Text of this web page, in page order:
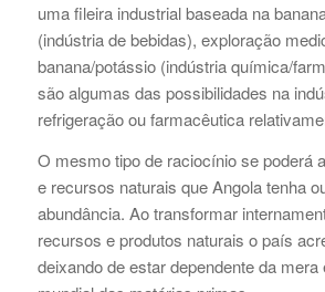
uma fileira industrial baseada na
(indústria de bebidas), exploração
banana/potássio (indústria química/
são algumas das possibilidades na
refrigeração ou farmacêutica
O mesmo tipo de raciocínio se poderá
e recursos naturais que Angola tenha
abundância. Ao transformar
recursos e produtos naturais o país
deixando de estar dependente da